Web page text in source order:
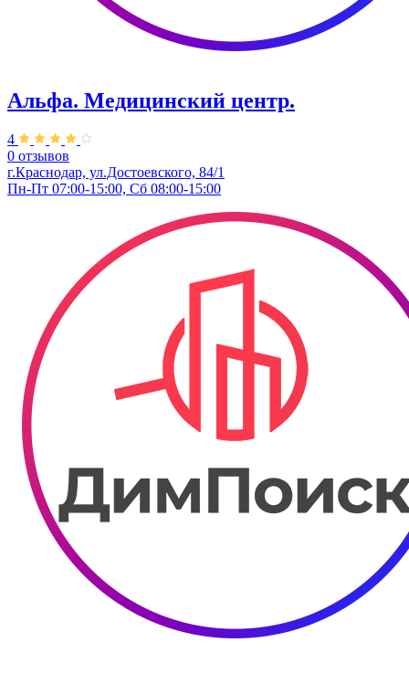
Альфа. Медицинский центр.
4
0 отзывов
г.Краснодар, ул.Достоевского, 84/1
Пн-Пт 07:00-15:00, Сб 08:00-15:00